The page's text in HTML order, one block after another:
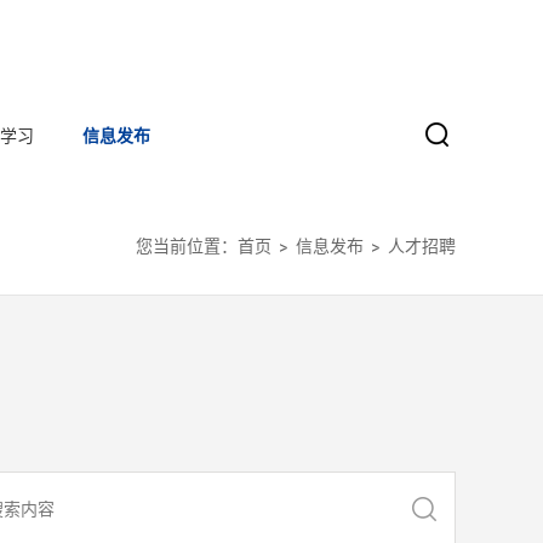
习 信息发布
您当前位置： 首页 信息发布 人才招聘